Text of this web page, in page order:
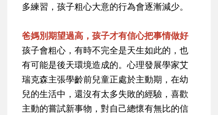
多練習，孩子粗心大意的行為會逐漸減少。
爸媽別期望過高，孩子才有信心把事情做好
孩子會粗心，有時不完全是天生如此的，也
有可能是後天環境造成的。心理發展學家艾
瑞克森主張學齡前兒童正處於主動期，在幼
兒的生活中，還沒有太多失敗的經驗，喜歡
主動的嘗試新事物，對自己總懷有無比的信